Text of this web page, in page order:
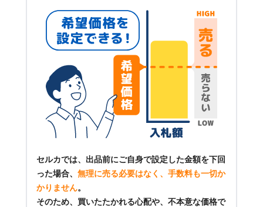
セルカでは、出品前にご自身で設定した金額を下回
った場合、 無理に売る必要はなく、手数料も一切か
かりません。
そのため、買いたたかれる心配や、不本意な価格で